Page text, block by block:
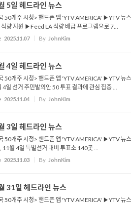
5일 헤드라인 뉴스
50개주 시청> 핸드폰 앱 'YTV AMERICA' ▶YTV 뉴
식량 지원 ▶Feed LA 식량 배급 프로그램으로 7...
2025.11.07 By JohnKim
4일 헤드라인 뉴스
50개주 시청> 핸드폰 앱 'YTV AMERICA' ▶YTV
4일 선거 주민발의안 50 투표 결과에 관심 집중 ...
2025.11.04 By JohnKim
3일 헤드라인 뉴스
50개주 시청> 핸드폰 앱 'YTV AMERICA' ▶YTV 뉴
11월 4일 특별선거 대비 투표소 140곳 ...
2025.11.03 By JohnKim
31일 헤드라인 뉴스
50개주 시청> 핸드폰 앱 'YTV AMERICA' ▶YTV 뉴